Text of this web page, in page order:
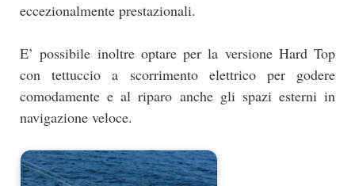
eccezionalmente prestazionali.
E’ possibile inoltre optare per la versione Hard Top
con tettuccio a scorrimento elettrico per godere
comodamente e al riparo anche gli spazi esterni in
navigazione veloce.